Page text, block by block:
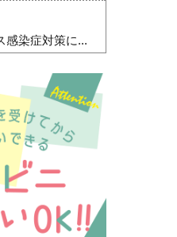
感染症対策に...